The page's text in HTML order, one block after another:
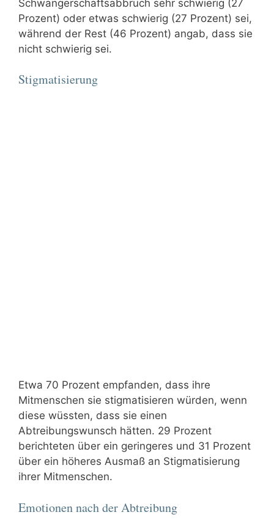
Schwangerschaftsabbruch sehr schwierig (27
Prozent) oder etwas schwierig (27 Prozent) sei,
während der Rest (46 Prozent) angab, dass sie
nicht schwierig sei.
Stigmatisierung
Etwa 70 Prozent empfanden, dass ihre
Mitmenschen sie stigmatisieren würden, wenn
diese wüssten, dass sie einen
Abtreibungswunsch hätten. 29 Prozent
berichteten über ein geringeres und 31 Prozent
über ein höheres Ausmaß an Stigmatisierung
ihrer Mitmenschen.
Emotionen nach der Abtreibung